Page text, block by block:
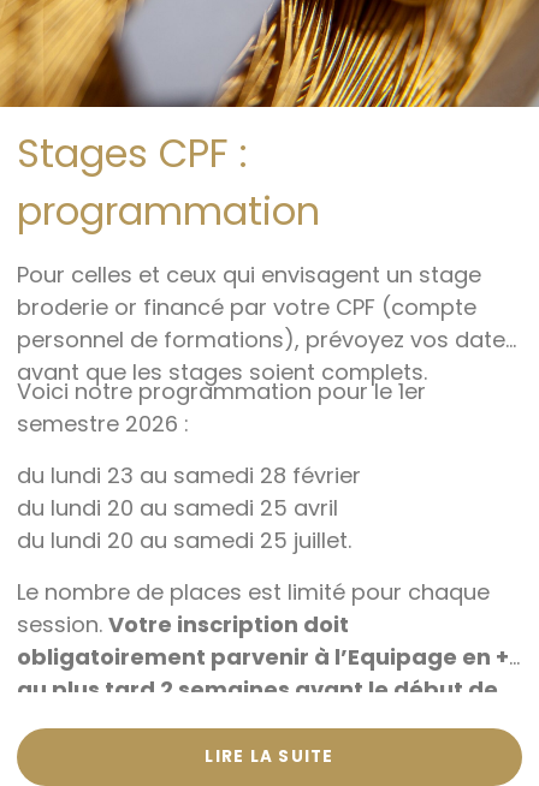
Stages CPF :
programmation
Pour celles et ceux qui envisagent un stage
broderie or financé par votre CPF (compte
personnel de formations), prévoyez vos dates
avant que les stages soient complets.
Voici notre programmation pour le 1er
semestre 2026 :
du lundi 23 au samedi 28 février
du lundi 20 au samedi 25 avril
du lundi 20 au samedi 25 juillet.
Le nombre de places est limité pour chaque
session. Votre inscription doit
obligatoirement parvenir à l’Equipage en +
au plus tard 2 semaines avant le début de
la session.
Voir le site de l’
Equipage en +
LIRE LA SUITE